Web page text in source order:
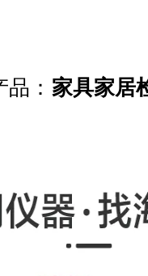
： 家具家居